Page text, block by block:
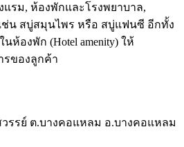
รม, ห้องพักและโรงพยาบาล,
น สบู่สมุนไพร หรือ สบู่แฟนซี อีกทั้ง
ห้องพัก (Hotel amenity) ให้
ของลูกค้า
รรย์ ต.บางคอแหลม อ.บางคอแหลม